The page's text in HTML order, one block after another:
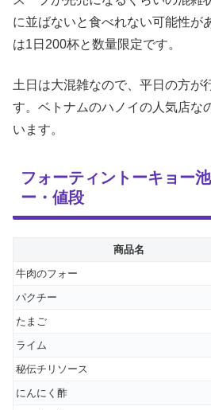
に並ばないと食べれない可能性が
は1日200杯と数量限定です。
土日は大混雑なので、平日の方が
す。ベトナムのハノイの人気店な
います。
フォーティントーキョー
ー・値段
商品名
牛肉のフォー
パクチー
たまご
ライム
秘伝チリソース
にんにく酢